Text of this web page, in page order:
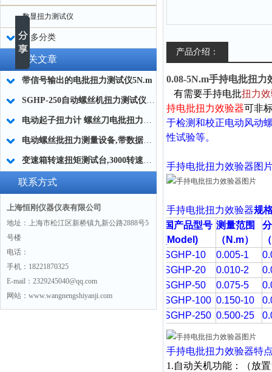
数显扭力测试仪
更多分类
相关文章
带信号输出的电批扭力测试仪5N.m
SGHP-250自动螺丝机扭力测试仪,流水线自动螺丝机扭力测试仪简介
电动起子扭力计 螺丝刀电批扭力测试仪 5N.m电批数字扭矩计厂家
电动螺丝批扭力测量设备,带数据存储电批扭力测试仪
变速箱转速扭矩测试台,3000转速的变速箱扭矩测试台
联系方式
上海恒刚仪器仪表有限公司
地址：上海市松江区新桥镇九新公路2888号5
号楼
电话：
手机：18221870325
E-mail：2329245040@qq.com
网站：www.wangnengshiyanji.com
产品介绍：
0.08-5N.m手持电批扭力
有需要手持电批扭力
持电批扭力效验器可非
于检测和校正电动风动
性试验等。
手持电批扭力效验器图
手持电批扭力效验器规
国产品型号
(Model)
测量范围
（N.m）
SGHP-10
0.005-1
SGHP-20
0.010-2
SGHP-50
0.075-5
SGHP-100 0.150-10
SGHP-250 0.500-25
手持电批扭力效验器特
1.自动关机功能：（放置